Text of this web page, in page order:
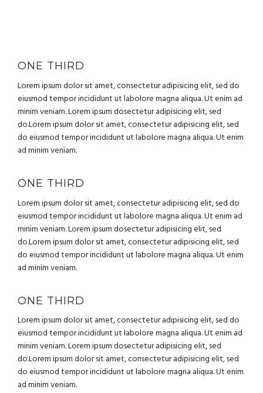
ONE THIRD
Lorem ipsum dolor sit amet, consectetur adipisicing elit, sed do
eiusmod tempor incididunt ut labolore magna aliqua. Ut enim ad
minim veniam. Lorem ipsum dosectetur adipisicing elit, sed
do.Lorem ipsum dolor sit amet, consectetur adipisicing elit, sed
do eiusmod tempor incididunt ut labolore magna aliqua. Ut enim
ad minim veniam.
ONE THIRD
Lorem ipsum dolor sit amet, consectetur adipisicing elit, sed do
eiusmod tempor incididunt ut labolore magna aliqua. Ut enim ad
minim veniam. Lorem ipsum dosectetur adipisicing elit, sed
do.Lorem ipsum dolor sit amet, consectetur adipisicing elit, sed
do eiusmod tempor incididunt ut labolore magna aliqua. Ut enim
ad minim veniam.
ONE THIRD
Lorem ipsum dolor sit amet, consectetur adipisicing elit, sed do
eiusmod tempor incididunt ut labolore magna aliqua. Ut enim ad
minim veniam. Lorem ipsum dosectetur adipisicing elit, sed
do.Lorem ipsum dolor sit amet, consectetur adipisicing elit, sed
do eiusmod tempor incididunt ut labolore magna aliqua. Ut enim
ad minim veniam.